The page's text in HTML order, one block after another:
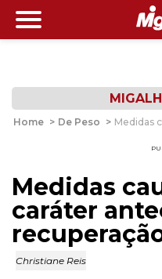
Home > De Peso > Medidas
Medidas
caráter
Christiane Reis